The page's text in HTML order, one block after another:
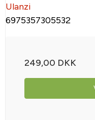
Ulanzi
6975357305532
249,00 DKK